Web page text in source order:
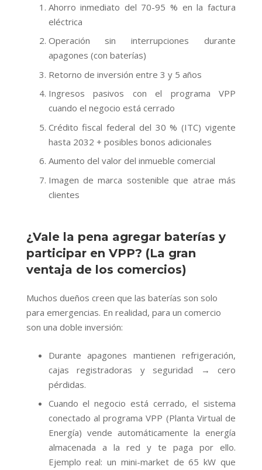
Ahorro inmediato del 70-95 % en la factura
eléctrica
Operación sin interrupciones durante
apagones (con baterías)
Retorno de inversión entre 3 y 5 años
Ingresos pasivos con el programa VPP
cuando el negocio está cerrado
Crédito fiscal federal del 30 % (ITC) vigente
hasta 2032 + posibles bonos adicionales
Aumento del valor del inmueble comercial
Imagen de marca sostenible que atrae más
clientes
¿Vale la pena agregar baterías y
participar en VPP? (La gran
ventaja de los comercios)
Muchos dueños creen que las baterías son solo
para emergencias. En realidad, para un comercio
son una doble inversión:
Durante apagones mantienen refrigeración,
cajas registradoras y seguridad → cero
pérdidas.
Cuando el negocio está cerrado, el sistema
conectado al programa VPP (Planta Virtual de
Energía) vende automáticamente la energía
almacenada a la red y te paga por ello.
Ejemplo real: un mini-market de 65 kW que